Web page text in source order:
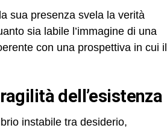
sua presenza svela la verità
sia labile l’immagine di una
con una prospettiva in cui il
dell’esistenza
instabile tra desiderio,